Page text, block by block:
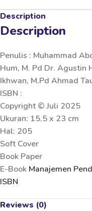
Description
Description
Penulis : Muhammad
Hum, M. Pd Dr. Agustin
Ikhwan, M.Pd Ahmad
ISBN :
Copyright © Juli 2025
Ukuran: 15.5 x 23 cm
Hal: 205
Soft Cover
Book Paper
E-Book Manajemen
ISBN
Reviews (0)